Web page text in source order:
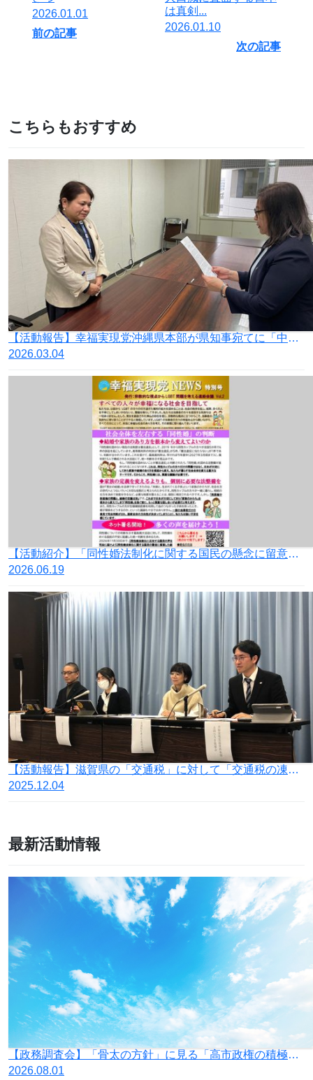
2026.01.01
前の記事
は真剣...
2026.01.10
次の記事
こちらもおすすめ
【活動報告】幸福実現党沖縄県本部が県知事宛てに「中国国連代表部の発言に対する抗議並びに日本政府に対する外交的対応の要請を求める要望書」を提出
2026.03.04
【活動紹介】「同性婚法制化に関する国民の懸念に留意した統一判断を求める署名」ご協力のお願い
2026.06.19
【活動報告】滋賀県の「交通税」に対して「交通税の凍結を求める連合会」を発足
2025.12.04
最新活動情報
【政務調査会】「骨太の方針」に見る「高市政権の積極財政」の落とし穴
2026.08.01